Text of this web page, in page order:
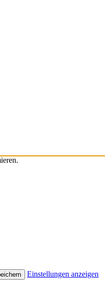
Einstellungen anzeigen